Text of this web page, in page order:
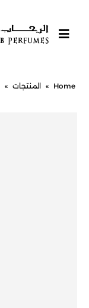
Home
» المنتجات »